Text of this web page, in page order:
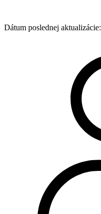
Dátum poslednej aktualizácie: